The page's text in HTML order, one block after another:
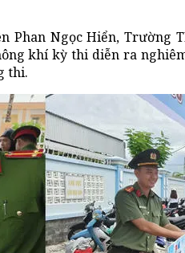
Phan Ngọc Hiển, Trường
khí kỳ thi diễn ra
thi.